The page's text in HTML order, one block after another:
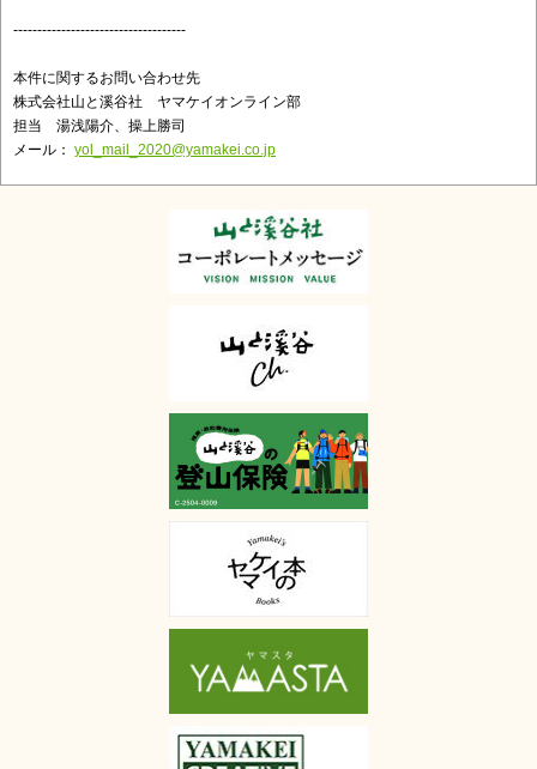
------------------------------------
本件に関するお問い合わせ先
株式会社山と溪谷社 ヤマケイオンライン部
担当 湯浅陽介、操上勝司
メール： yol_mail_2020@yamakei.co.jp